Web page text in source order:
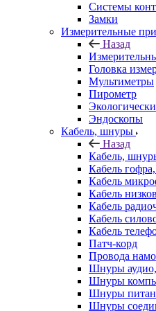
Системы
Замки
Измерительные
Назад
Головка
Мультиметры
Пирометр
Эндоскопы
Кабель, шнуры
Назад
Кабель,
Кабель
Кабель
Кабель
Кабель
Кабель
Кабель
Патч-корд
Провода
Шнуры
Шнуры
Шнуры
Шнуры